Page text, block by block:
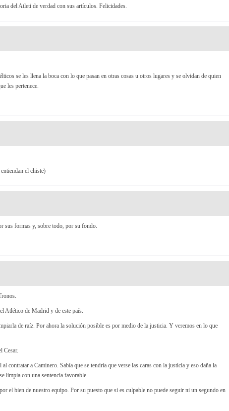
del Atleti de verdad con sus artículos. Felicidades.
se les llena la boca con lo que pasan en otras cosas u otros lugares y se olvidan de quien
les pertenece.
el chiste)
sus formas y, sobre todo, por su fondo.
Atlético de Madrid y de este país.
de raíz. Por ahora la solución posible es por medio de la justicia. Y veremos en lo que
Cesar.
contratar a Caminero. Sabía que se tendría que verse las caras con la justicia y eso daña la
limpia con una sentencia favorable.
el bien de nuestro equipo. Por su puesto que si es culpable no puede seguir ni un segundo en